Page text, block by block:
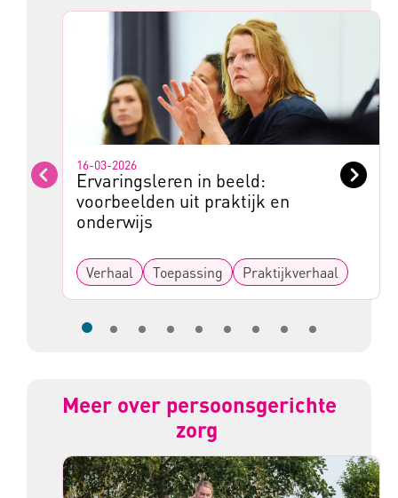
VorigeErvaringsleren in beeld:
voorbeelden uit praktijk en
onderwijs
16-03-2026
Verhaal Toepassing Praktijkverhaal
Meer over persoonsgerichte
zorg